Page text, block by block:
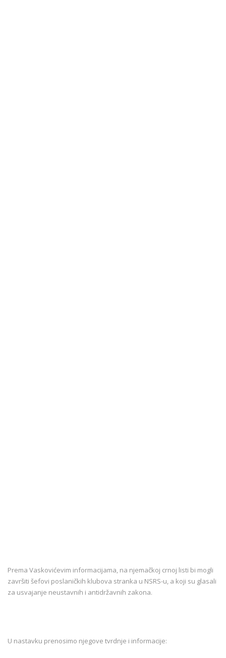
Prema Vaskovićevim informacijama, na njemačkoj crnoj listi bi mogli
završiti šefovi poslaničkih klubova stranka u NSRS-u, a koji su glasali
za usvajanje neustavnih i antidržavnih zakona.
U nastavku prenosimo njegove tvrdnje i informacije: